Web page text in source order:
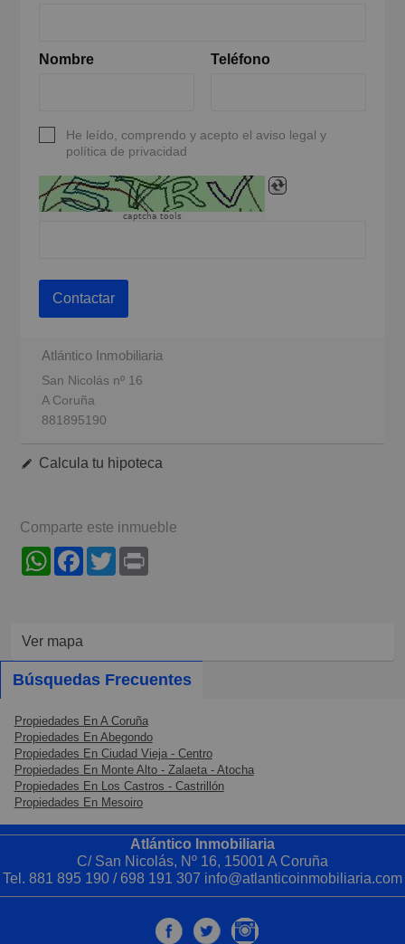
Nombre Teléfono
He leído, comprendo y acepto el aviso legal y
política de privacidad
captcha tools
Contactar
Atlántico Inmobiliaria
San Nicolás nº 16
A Coruña
881895190
Calcula tu hipoteca
Comparte este inmueble
WhatsAppFacebook
Twitter
Ver mapa
Búsquedas Frecuentes
Propiedades En A Coruña
Propiedades En Abegondo
Propiedades En Ciudad Vieja - Centro
Propiedades En Monte Alto - Zalaeta - Atocha
Propiedades En Los Castros - Castrillón
Propiedades En Mesoiro
Atlántico Inmobiliaria
C/ San Nicolás, Nº 16, 15001 A Coruña
Tel. 881 895 190 / 698 191 307 info@atlanticoinmobiliaria.com